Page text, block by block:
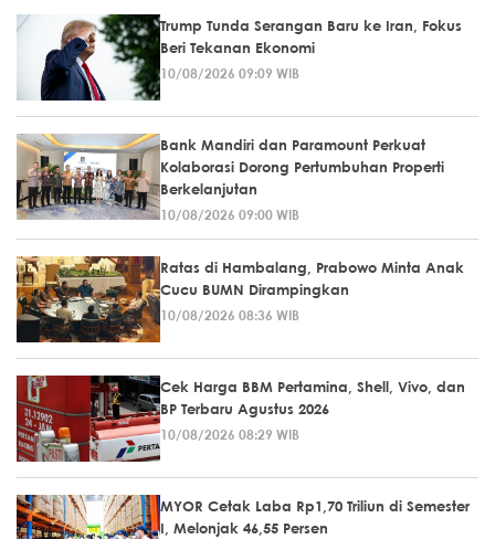
Trump Tunda Serangan Baru ke Iran, Fokus
Beri Tekanan Ekonomi
10/08/2026 09:09 WIB
Bank Mandiri dan Paramount Perkuat
Kolaborasi Dorong Pertumbuhan Properti
Berkelanjutan
10/08/2026 09:00 WIB
Ratas di Hambalang, Prabowo Minta Anak
Cucu BUMN Dirampingkan
10/08/2026 08:36 WIB
Cek Harga BBM Pertamina, Shell, Vivo, dan
BP Terbaru Agustus 2026
10/08/2026 08:29 WIB
MYOR Cetak Laba Rp1,70 Triliun di Semester
I, Melonjak 46,55 Persen